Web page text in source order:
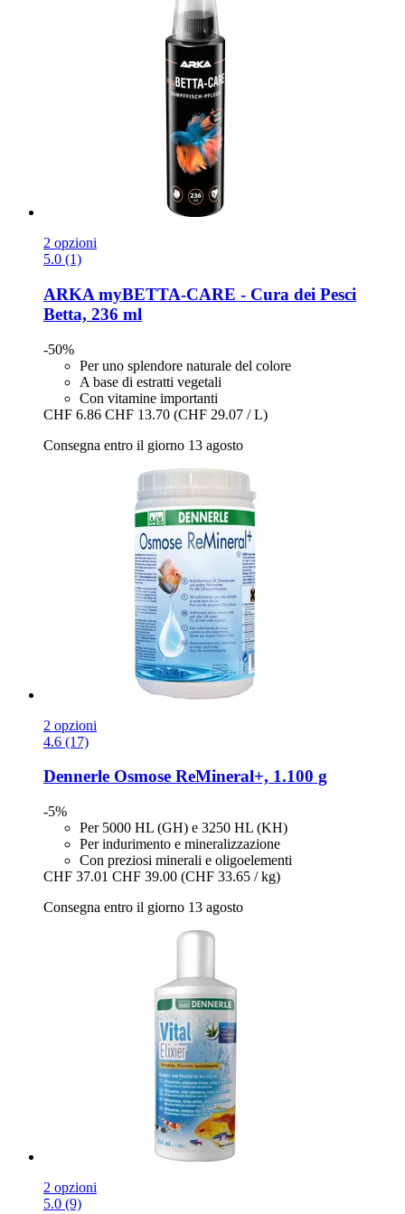
2 opzioni
5.0 (1)
ARKA myBETTA-​CARE -​ Cura dei Pesci
Betta, 236 ml
-50%
Per uno splendore naturale del colore
A base di estratti vegetali
Con vitamine importanti
CHF 6.86 CHF 13.70 (CHF 29.07 / L)
Consegna entro il giorno 13 agosto
2 opzioni
4.6 (17)
Dennerle Osmose ReMineral+, 1.100 g
-5%
Per 5000 HL (GH) e 3250 HL (KH)
Per indurimento e mineralizzazione
Con preziosi minerali e oligoelementi
CHF 37.01 CHF 39.00 (CHF 33.65 / kg)
Consegna entro il giorno 13 agosto
2 opzioni
5.0 (9)